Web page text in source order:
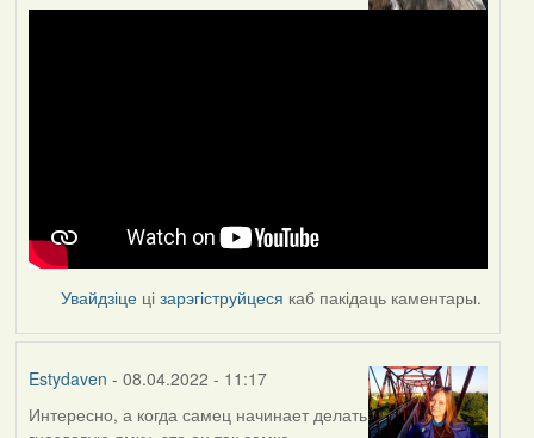
Увайдзіце цізарэгіструйцеся каб пакідаць каментары.
Estydaven - 08.04.2022 - 11:17
Интересно, а когда самец начинает делать